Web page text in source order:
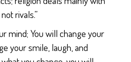
rivals.”
mind; You will change your
your smile, laugh, and